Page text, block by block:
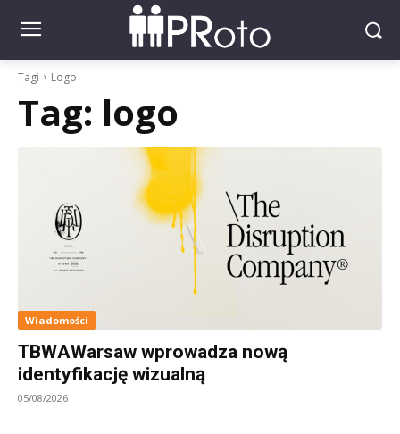
Tagi Logo
Tag: logo
Wiadomości
TBWAWarsaw wprowadza nową
identyfikację wizualną
05/08/2026